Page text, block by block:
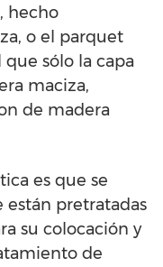
hecho
o el parquet
sólo la capa
maciza,
de madera
es que se
pretratadas
su colocación y
de